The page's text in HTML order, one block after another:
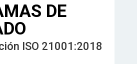
DE
ISO 21001:2018